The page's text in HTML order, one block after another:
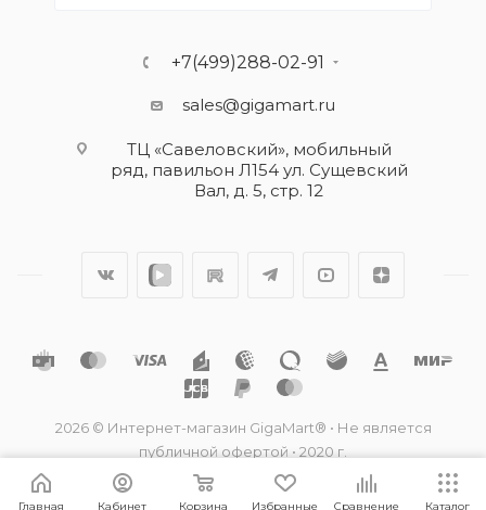
+7(499)288-02-91
sales@gigamart.ru
ТЦ «Савеловский», мобильный
ряд, павильон Л154 ул. Сущевский
Вал, д. 5, стр. 12
2026 © Интернет-магазин GigaMart® • Не является
публичной офертой • 2020 г.
Главная Кабинет Корзина Избранные Сравнение Каталог